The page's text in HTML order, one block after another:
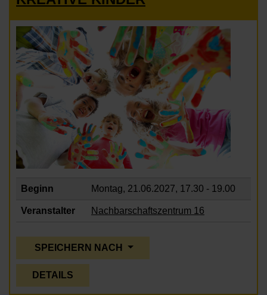
Beginn Montag, 21.06.2027, 17.30 - 19.00
Veranstalter Nachbarschaftszentrum 16
SPEICHERN NACH
DETAILS